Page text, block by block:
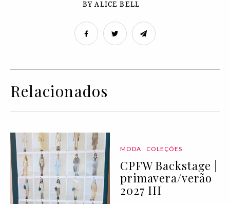
BY ALICE BELL
Relacionados
MODA COLEÇÕES
CPFW Backstage |
primavera/verão
2027 III